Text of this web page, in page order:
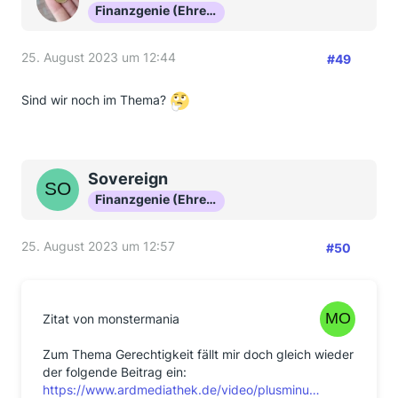
Finanzgenie (Ehrenmitglied)
25. August 2023 um 12:44 #49
Sind wir noch im Thema?
Sovereign
Finanzgenie (Ehrenmitglied)
25. August 2023 um 12:57 #50
Zitat von monstermania
Zum Thema Gerechtigkeit fällt mir doch gleich wieder
der folgende Beitrag ein:
https://www.ardmediathek.de/video/plusminu…